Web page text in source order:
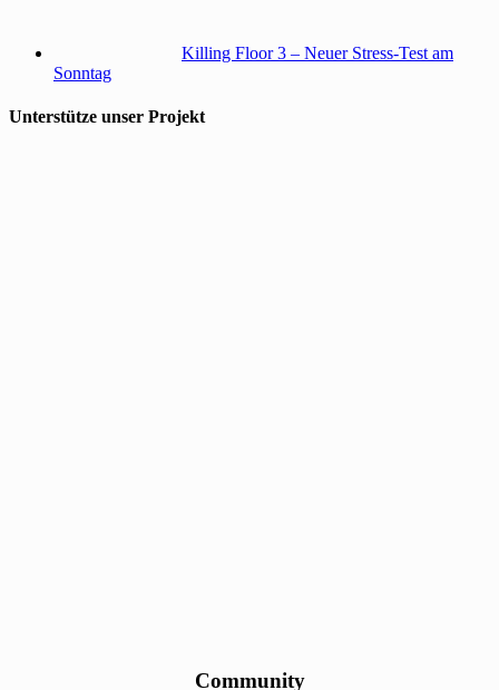
Killing Floor 3 – Neuer Stress-Test am
Sonntag
Unterstütze unser Projekt
Community